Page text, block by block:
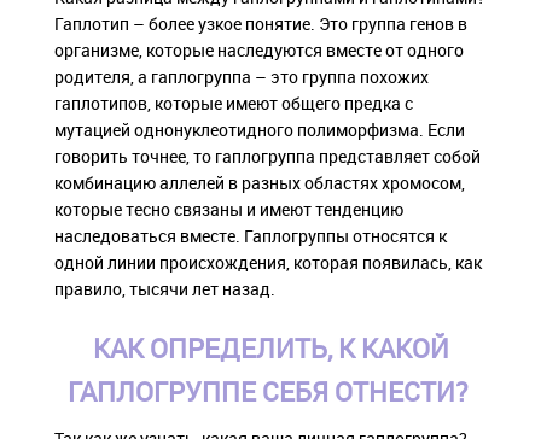
Гаплотип – более узкое понятие. Это группа генов в
организме, которые наследуются вместе от одного
родителя, а гаплогруппа – это группа похожих
гаплотипов, которые имеют общего предка с
мутацией однонуклеотидного полиморфизма. Если
говорить точнее, то гаплогруппа представляет собой
комбинацию аллелей в разных областях хромосом,
которые тесно связаны и имеют тенденцию
наследоваться вместе. Гаплогруппы относятся к
одной линии происхождения, которая появилась, как
правило, тысячи лет назад.
КАК ОПРЕДЕЛИТЬ, К КАКОЙ
ГАПЛОГРУППЕ СЕБЯ ОТНЕСТИ?